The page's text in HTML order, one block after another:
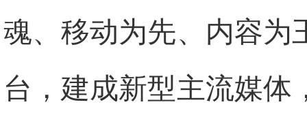
魂、移动为先、内容为
台，建成新型主流媒体